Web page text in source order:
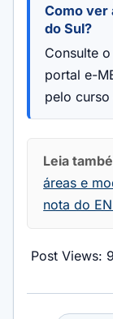
Como ver
do Sul?
Consulte
portal e-
pelo
Leia
áreas e
nota do
Post Views: